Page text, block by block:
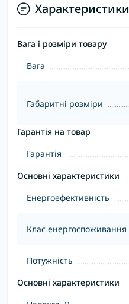
Характеристики
Вага і розміри товару
Вага
Габаритні розміри
Гарантія на товар
Гарантія
Основні характеристики
Енергоефективність
Клас енергоспоживання
Потужність
Основні характеристики